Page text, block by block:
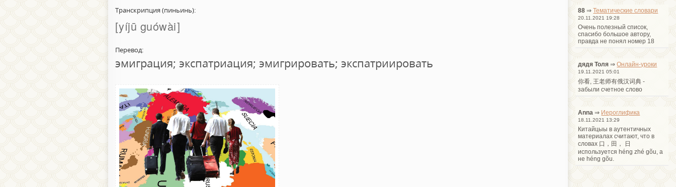
Транскрипция (пиньинь):
yíjū guówài
Перевод:
эмиграция; экспатриация; эмигрировать; экспатриировать
88 ⇒Тематические словари
20.11.2021 19:28
Очень полезный список,
спасибо большое автору,
правда не понял номер 18
дядя Толя ⇒Онлайн-уроки
19.11.2021 05:01
你看, 王老师有俄汉词典 -
забыли счетное слово
Anna ⇒ Иероглифика
18.11.2021 13:29
Китайцыы в аутентичных
материалах считают, что в
словах 口，田， 日
используется héng zhé gõu, а
не héng gõu.